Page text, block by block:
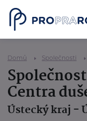
Domů Společnosti
Centra
Ústecký kraj -